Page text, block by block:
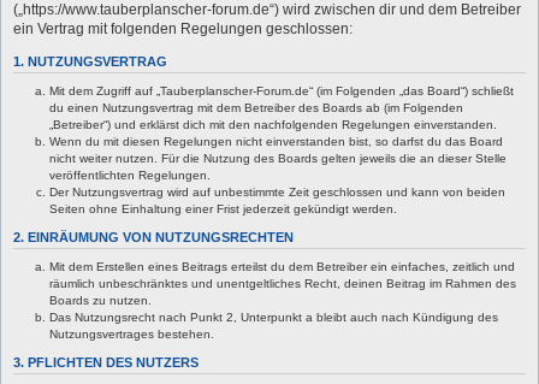
(„https://www.tauberplanscher-forum.de“) wird zwischen dir und dem Betreiber
ein Vertrag mit folgenden Regelungen geschlossen:
1. NUTZUNGSVERTRAG
Mit dem Zugriff auf „Tauberplanscher-Forum.de“ (im Folgenden „das Board“) schließt
du einen Nutzungsvertrag mit dem Betreiber des Boards ab (im Folgenden
„Betreiber“) und erklärst dich mit den nachfolgenden Regelungen einverstanden.
Wenn du mit diesen Regelungen nicht einverstanden bist, so darfst du das Board
nicht weiter nutzen. Für die Nutzung des Boards gelten jeweils die an dieser Stelle
veröffentlichten Regelungen.
Der Nutzungsvertrag wird auf unbestimmte Zeit geschlossen und kann von beiden
Seiten ohne Einhaltung einer Frist jederzeit gekündigt werden.
2. EINRÄUMUNG VON NUTZUNGSRECHTEN
Mit dem Erstellen eines Beitrags erteilst du dem Betreiber ein einfaches, zeitlich und
räumlich unbeschränktes und unentgeltliches Recht, deinen Beitrag im Rahmen des
Boards zu nutzen.
Das Nutzungsrecht nach Punkt 2, Unterpunkt a bleibt auch nach Kündigung des
Nutzungsvertrages bestehen.
3. PFLICHTEN DES NUTZERS